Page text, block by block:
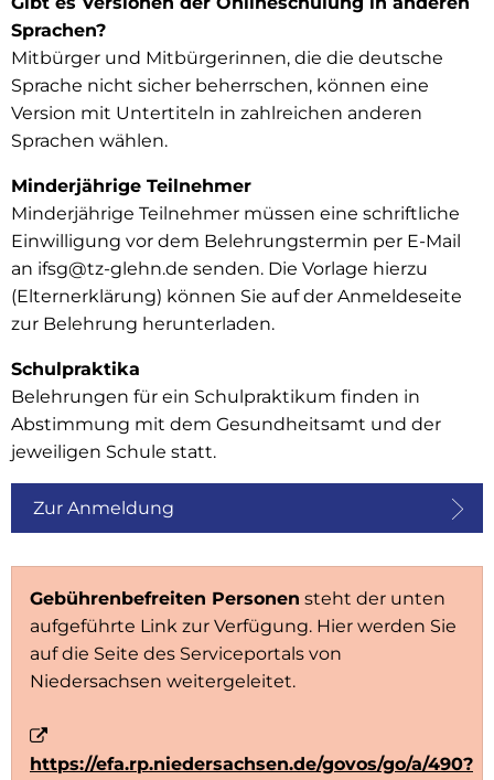
Sprachen?
Mitbürger und Mitbürgerinnen, die die deutsche
Sprache nicht sicher beherrschen, können eine
Version mit Untertiteln in zahlreichen anderen
Sprachen wählen.
Minderjährige Teilnehmer
Minderjährige Teilnehmer müssen eine schriftliche
Einwilligung vor dem Belehrungstermin per E-Mail
an ifsg@tz-glehn.de senden. Die Vorlage hierzu
(Elternerklärung) können Sie auf der Anmeldeseite
zur Belehrung herunterladen.
Schulpraktika
Belehrungen für ein Schulpraktikum finden in
Abstimmung mit dem Gesundheitsamt und der
jeweiligen Schule statt.
Zur Anmeldung
Gebührenbefreiten Personen steht der unten
aufgeführte Link zur Verfügung. Hier werden Sie
auf die Seite des Serviceportals von
Niedersachsen weitergeleitet.
https://efa.rp.niedersachsen.de/govos/go/a/490?